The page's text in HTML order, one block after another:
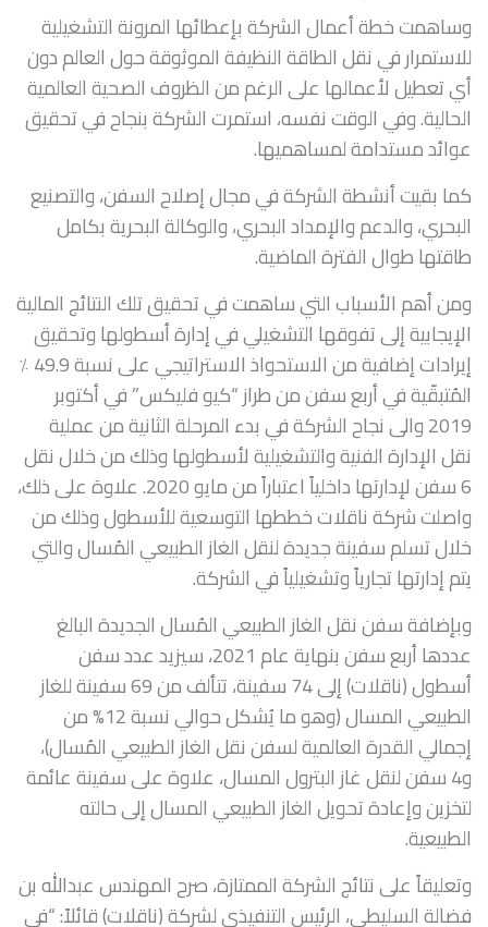
وساهمت خطة أعمال الشركة بإعطائها المرونة التشغيلية
للاستمرار في نقل الطاقة النظيفة الموثوقة حول العالم دون
أي تعطيل لأعمالها على الرغم من الظروف الصحية العالمية
الحالية. وفي الوقت نفسه، استمرت الشركة بنجاح في تحقيق
عوائد مستدامة لمساهميها.
كما بقيت أنشطة الشركة في مجال إصلاح السفن، والتصنيع
البحري، والدعم والإمداد البحري، والوكالة البحرية بكامل
طاقتها طوال الفترة الماضية.
ومن أهم الأسباب التي ساهمت في تحقيق تلك النتائج المالية
الإيجابية إلى تفوقها التشغيلي في إدارة أسطولها وتحقيق
إيرادات إضافية من الاستحواذ الاستراتيجي على نسبة 49.9 ٪
المُتبقّية في أربع سفن من طراز “كيو فليكس” في أكتوبر
2019 والى نجاح الشركة في بدء المرحلة الثانية من عملية
نقل الإدارة الفنية والتشغيلية لأسطولها وذلك من خلال نقل
6 سفن لإدارتها داخلياً اعتباراً من مايو 2020. علاوة على ذلك،
واصلت شركة ناقلات خططها التوسعية للأسطول وذلك من
خلال تسلم سفينة جديدة لنقل الغاز الطبيعي المُسال والتي
يتم إدارتها تجارياً وتشغيلياً في الشركة.
وبإضافة سفن نقل الغاز الطبيعي المُسال الجديدة البالغ
عددها أربع سفن بنهاية عام 2021، سيزيد عدد سفن
أسطول (ناقلات) إلى 74 سفينة، تتألف من 69 سفينة للغاز
الطبيعي المسال (وهو ما يُشكل حوالي نسبة 12% من
إجمالي القدرة العالمية لسفن نقل الغاز الطبيعي المُسال)،
و4 سفن لنقل غاز البترول المسال، علاوة على سفينة عائمة
لتخزين وإعادة تحويل الغاز الطبيعي المسال إلى حالته
الطبيعية.
وتعليقاً على نتائج الشركة الممتازة، صرح المهندس عبدالله بن
فضالة السليطي، الرئيس التنفيذي لشركة (ناقلات) قائلاً: “في